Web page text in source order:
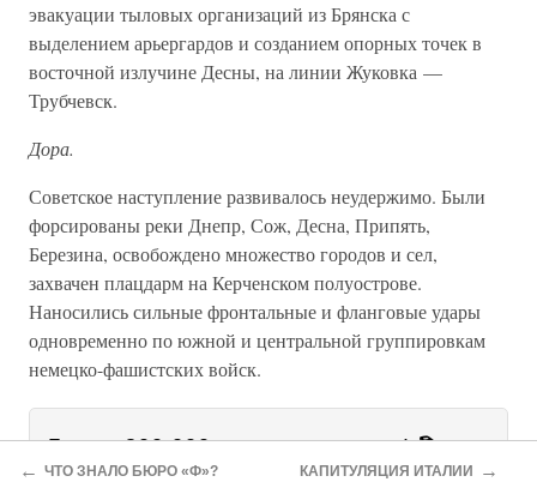
эвакуации тыловых организаций из Брянска с
выделением арьергардов и созданием опорных точек в
восточной излучине Десны, на линии Жуковка —
Трубчевск.
Дора.
Советское наступление развивалось неудержимо. Были
форсированы реки Днепр, Сож, Десна, Припять,
Березина, освобождено множество городов и сел,
захвачен плацдарм на Керченском полуострове.
Наносились сильные фронтальные и фланговые удары
одновременно по южной и центральной группировкам
немецко-фашистских войск.
Более 800 000 книг и аудиокниг! 📚
← ЧТО ЗНАЛО БЮРО «Ф»? КАПИТУЛЯЦИЯ ИТАЛИИ →